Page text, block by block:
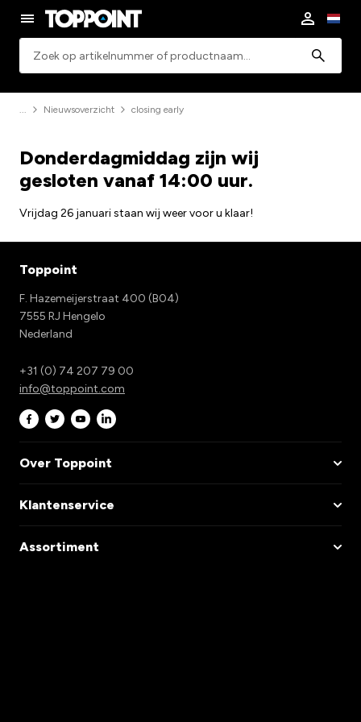
Nieuwsoverzicht closing early
Donderdagmiddag zijn wij
gesloten vanaf 14:00 uur.
Vrijdag 26 januari staan wij weer voor u klaar!
Toppoint
F. Hazemeijerstraat 400 (B04)
7555 RJ Hengelo
Nederland
+31 (0) 74 207 79 00
info@toppoint.com
Over Toppoint
Klantenservice
Assortiment